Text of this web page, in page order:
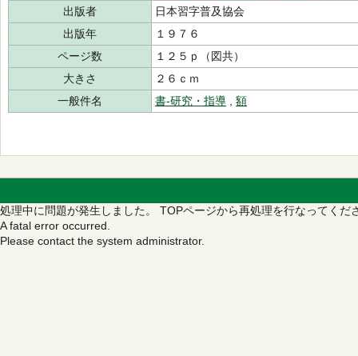
出版者
日本習字普及協会
出版年
１９７６
ページ数
１２５ｐ（図共）
大きさ
２６ｃｍ
一般件名
書‐研究・指導 額
処理中に問題が発生しました。 TOPページから再処理を行なってくだ
A fatal error occurred.
Please contact the system administrator.